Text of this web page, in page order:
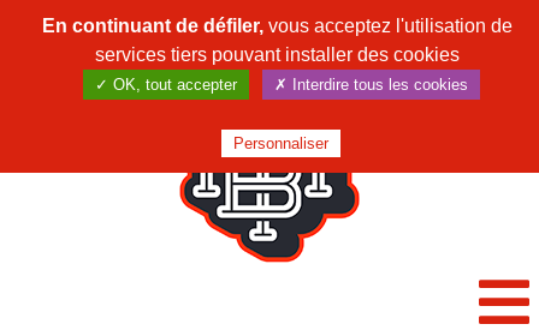
En continuant de défiler,vous acceptez l'utilisation de
services tiers pouvant installer des cookies
✓ OK, tout accepter ✗ Interdire tous les cookies
Personnaliser